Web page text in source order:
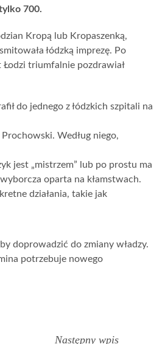
700.
Kropą lub Kropaszenką,
łódzką imprezę. Po
triumfalnie pozdrawiał
do jednego z łódzkich szpitali na
Według niego,
jest „mistrzem” lub po prostu ma
oparta na kłamstwach.
działania, takie jak
doprowadzić do zmiany władzy.
potrzebuje nowego
Następny wpis